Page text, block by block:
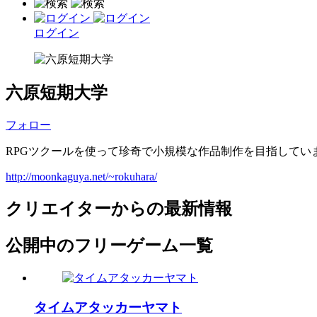
ログイン
六原短期大学
フォロー
RPGツクールを使って珍奇で小規模な作品制作を目指してい
http://moonkaguya.net/~rokuhara/
クリエイターからの最新情報
公開中のフリーゲーム一覧
タイムアタッカーヤマト